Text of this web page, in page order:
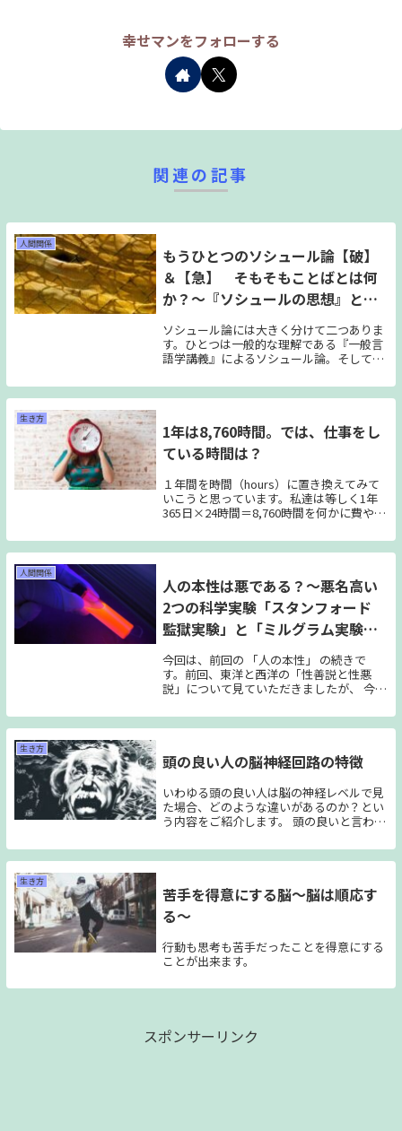
幸せマンをフォローする
関連の記事
人間関係
もうひとつのソシュール論【破】
＆【急】 そもそもことばとは何
か？～『ソシュールの思想』と
「原資料」～
ソシュール論には大きく分けて二つありま
す。ひとつは一般的な理解である『一般言
語学講義』によるソシュール論。そしても
ール手稿」による、「本意」としてのソシ
ュール論。今回は、この二つを見比べなが
迫っていきます。
生き方
1年は8,760時間。では、仕事をし
ている時間は？
１年間を時間（hours）に置き換えてみて
いこうと思っています。私達は等しく1年
365日×24時間＝8,760時間を何かに費やし
く事で、もしかしたらハッとするようなこ
とに気付けるんじゃないかと思い計算して
紹介していきます。
人間関係
人の本性は悪である？～悪名高い
2つの科学実験「スタンフォード
監獄実験」と「ミルグラム実験」
～
今回は、前回の 「人の本性」 の続きで
す。前回、東洋と西洋の「性善説と性悪
説」について見ていただきましたが、 今回
について、見ていこうと思います。 おそら
くは多くの方がこの事実を知らないでいま
まえて、科学の実験についてご紹介しま
す。
生き方
頭の良い人の脳神経回路の特徴
いわゆる頭の良い人は脳の神経レベルで見
た場合、どのような違いがあるのか？とい
う内容をご紹介します。 頭の良いと言われ
のでご紹介していければと思っています。
どういった違いがあるのか？また、その状
か？今日はそんな話です。
生き方
苦手を得意にする脳～脳は順応す
る～
行動も思考も苦手だったことを得意にする
ことが出来ます。
スポンサーリンク